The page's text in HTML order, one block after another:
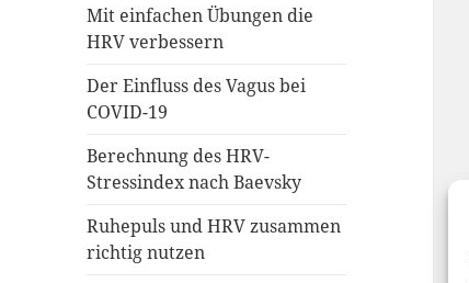
Mit einfachen Übungen die
HRV verbessern
Der Einfluss des Vagus bei
COVID-19
Berechnung des HRV-
Stressindex nach Baevsky
Ruhepuls und HRV zusammen
richtig nutzen